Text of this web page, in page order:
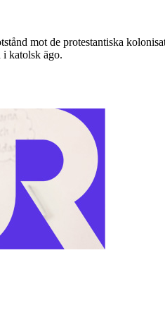
mot de protestantiska
i katolsk ägo.